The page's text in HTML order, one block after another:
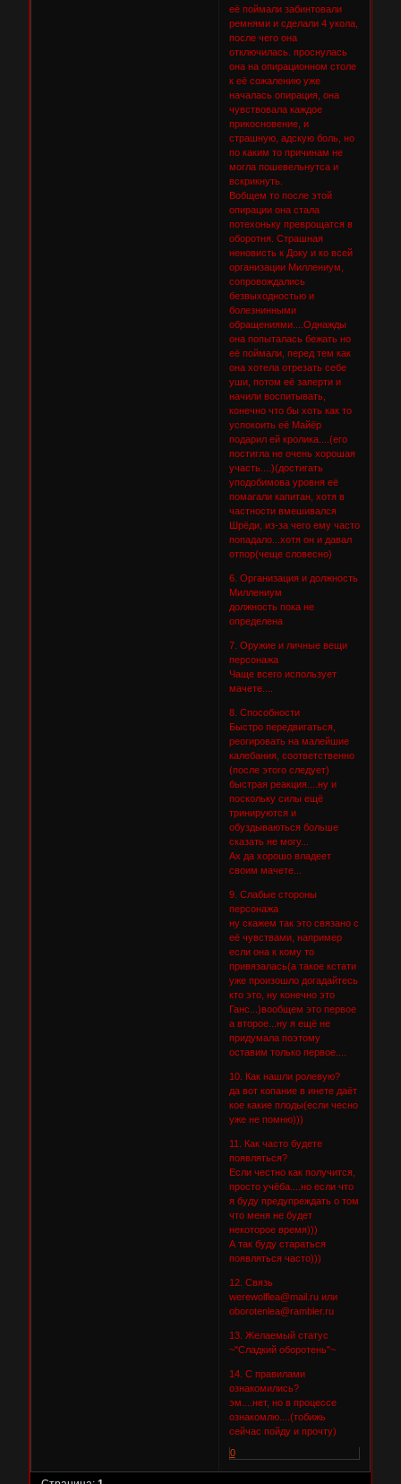
её поймали забинтовали
ремнями и сделали 4 укола,
после чего она
отключилась. проснулась
она на опирационном столе
к её сожалению уже
началась опирация, она
чувствовала каждое
прикосновение, и
страшную, адскую боль, но
по каким то причинам не
могла пошевельнутса и
вскрикнуть.
Вобщем то после этой
опирации она стала
потехоньку преврощатся в
оборотня. Страшная
неновисть к Доку и ко всей
организации Миллениум,
сопровождались
безвыходностью и
болезнинными
обращениями....Однажды
она попыталась бежать но
её поймали, перед тем как
она хотела отрезать себе
уши, потом её заперти и
начили воспитывать,
конечно что бы хоть как то
успокоить её Майёр
подарил ей кролика....(его
постигла не очень хорошая
участь....)(достигать
уподобимова уровня её
помагали капитан, хотя в
частности вмешивался
Шрёди, из-за чего ему часто
попадало...хотя он и давал
отпор(чеще словесно)
6. Организация и должность
Миллениум
должность пока не
определена
7. Оружие и личные вещи
персонажа
Чаще всего использует
мачете....
8. Способности
Быстро передвигаться,
реогировать на малейшие
калебания, соответственно
(после этого следует)
быстрая реакция....ну и
поскольку силы ещё
тринируются и
обуздываються больше
сказать не могу...
Ах да хорошо владеет
своим мачете...
9. Слабые стороны
персонажа
ну скажем так это связано с
её чувствами, например
если она к кому то
привязалась(а такое кстати
уже произошло догадайтесь
кто это, ну конечно это
Ганс...)вообщем это первое
а второе...ну я ещё не
придумала поэтому
оставим только первое....
10. Как нашли ролевую?
да вот копание в инете даёт
кое какие плоды(если чесно
уже не помню)))
11. Как часто будете
появляться?
Если честно как получится,
просто учёба....но если что
я буду предупреждать о том
что меня не будет
некоторое время)))
А так буду стараться
появляться часто)))
12. Связь
werewolflea@mail.ru или
oborotenlea@rambler.ru
13. Желаемый статус
~"Сладкий оборотень"~
14. С правилами
ознакомились?
эм....нет, но в процессе
ознакомлю....(тобижь
сейчас пойду и прочту)
0